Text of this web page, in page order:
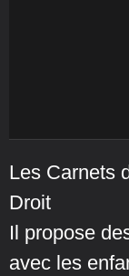
Les Carnets
Droit
Il propose
avec les